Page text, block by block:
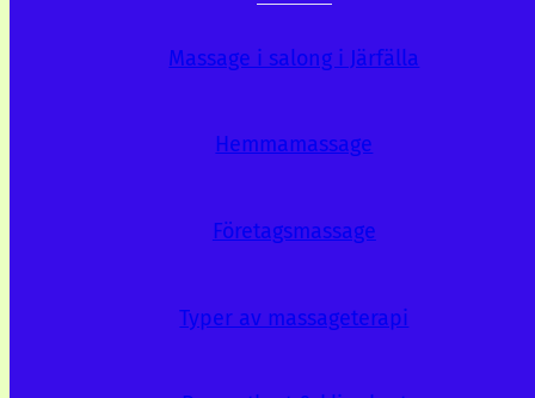
Massage i salong i Järfälla
Hemmamassage
Företagsmassage
Typer av massageterapi